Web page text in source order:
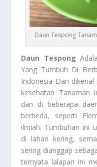
Daun Tespong
Daun Tespong
Yang Tumbuh Di
Indonesia Dan
kesehatan Tanaman
dan di beberapa
berbeda, seperti
ilmiah. Tumbuhan ini
di lahan kering,
sering dianggap
ternyata lalapan ini